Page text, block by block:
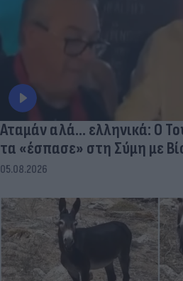
Αταμάν αλά... ελληνικά: Ο
τα «έσπασε» στη Σύμη με
05.08.2026